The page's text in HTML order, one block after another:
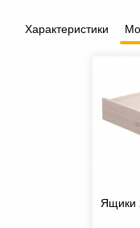
Характеристики
Ящики